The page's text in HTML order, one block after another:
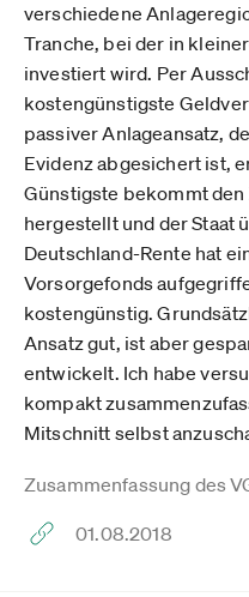
verschiedene
Tranche, bei der in
investiert wird. Per
kostengünstigste
passiver Anlageansatz,
Evidenz abgesichert ist,
Günstigste bekommt
hergestellt und der Staat
Deutschland-Rente hat
Vorsorgefonds
kostengünstig.
Ansatz gut, ist aber
entwickelt. Ich habe
kompakt
Mitschnitt selbst
Zusammenfassung des
01.08.2018